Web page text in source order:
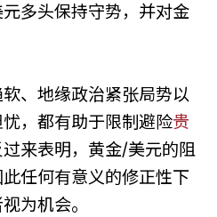
多头保持守势，并对金
、地缘政治紧张局势以
，都有助于限制避险贵
来表明，黄金/美元的阻
任何有意义的修正性下
为机会。